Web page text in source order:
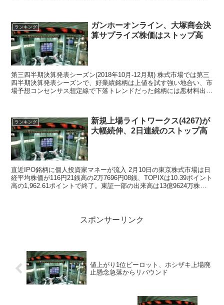
ランキング
ガンホーオンライン、大塚商会決
算サプライズ株価はストップ高
第三四半期決算発表シーズン(2018年10月-12月期) 株式市場では第三
四半期決算発表シーズンで、好業績銘柄は上値を試す強い地合い、市
場予想コンセンサス想定線で下落トレンドだった銘柄には悪材料出尽
ランキング
新規上場ライトワークス(4267)が
大幅続伸、2日連続のストップ高
直近IPO銘柄に個人投資家マネーが流入 2月10日の東京株式市場は日
経平均株価が116円21銭高の2万7696円08銭、TOPIXは10.39ポイント
高の1,962.61ポイントで終了。東証一部の出来高は13億9624万株、
スポンサーリンク
値上がり1位ビーロット、ホシザキ上場廃
止懸念急落からリバウンド